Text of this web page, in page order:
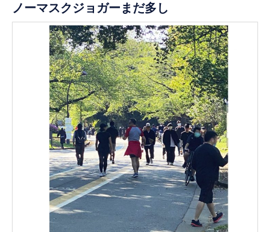
ノーマスクジョガーまだ多し